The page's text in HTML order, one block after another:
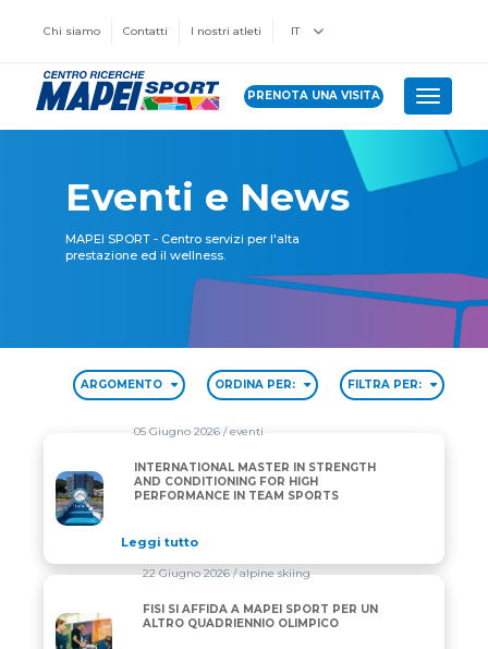
Chi siamo Contatti I nostri atleti IT
PRENOTA UNA VISITA Toggle
Eventi e News
MAPEI SPORT - Centro servizi per l'alta
prestazione ed il wellness.
ARGOMENTO ORDINA PER: FILTRA PER:
INTERNATIONAL MASTER IN STRENGTH AND
05 Giugno 2026 / eventi
INTERNATIONAL MASTER IN STRENGTH
AND CONDITIONING FOR HIGH
PERFORMANCE IN TEAM SPORTS
Leggi tutto
FISI SI AFFIDA A MAPEI SPORT PER UN ALTRO
22 Giugno 2026/ alpine skiing
FISI SI AFFIDA A MAPEI SPORT PER UN
ALTRO QUADRIENNIO OLIMPICO